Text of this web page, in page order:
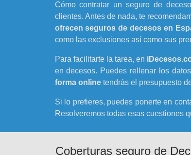
Cómo contratar un seguro de
clientes. Antes de nada, te
ofrecen seguros de decesos en
como las exclusiones así como sus
Para facilitarte la tarea, en
en decesos. Puedes rellenar los
forma online tendrás el presupuesto
Si lo prefieres, puedes ponerte en
Resolveremos todas esas cuestiones
Coberturas seguro de